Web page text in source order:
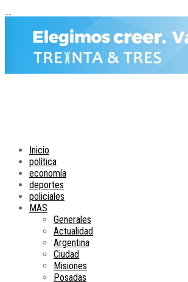
Inicio
política
economía
deportes
policiales
MAS
Generales
Actualidad
Argentina
Ciudad
Misiones
Posadas